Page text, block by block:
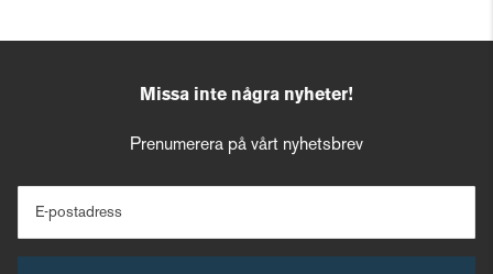
Missa inte några nyheter!
Prenumerera på vårt nyhetsbrev
E-postadress